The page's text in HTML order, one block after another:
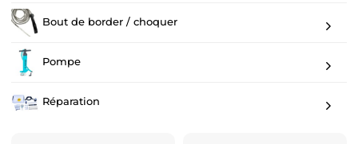
Bout de border / choquer
Pompe
Réparation